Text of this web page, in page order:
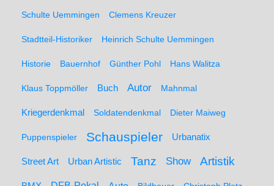
Schulte Uemmingen Clemens Kreuzer
Stadtteil-Historiker Heinrich Schulte Uemmingen
Historie Bauernhof Günther Pohl Hans Walitza
Klaus Toppmöller Buch Autor Mahnmal
Kriegerdenkmal Soldatendenkmal Dieter Maiweg
Puppenspieler Schauspieler Urbanatix
Street Art Urban Artistic Tanz Show Artistik